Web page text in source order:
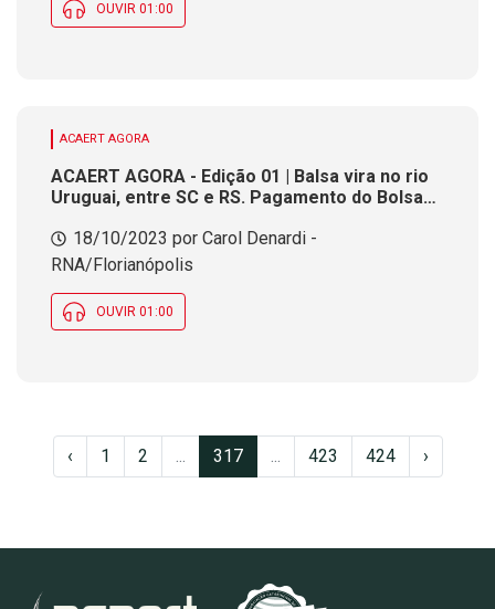
OUVIR 01:00
ACAERT AGORA
ACAERT AGORA - Edição 01 | Balsa vira no rio
Uruguai, entre SC e RS. Pagamento do Bolsa
atingidas pelas chuvas no Estado. Balsa é
interditada em Itapiranga, com nível do Rio
Uruguai acima dos 12 m
18/10/2023 por Carol Denardi -
RNA/Florianópolis
OUVIR 01:00
‹ 1 2 ... 317 ... 423 424 ›